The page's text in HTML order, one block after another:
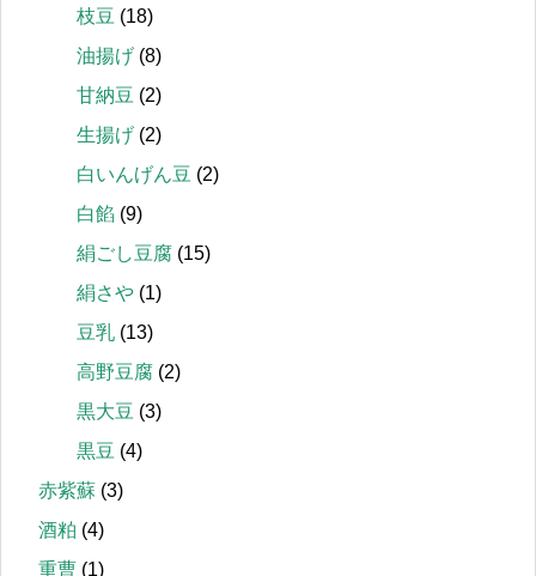
枝豆 (18)
油揚げ (8)
甘納豆 (2)
生揚げ (2)
白いんげん豆 (2)
白餡 (9)
絹ごし豆腐 (15)
絹さや (1)
豆乳 (13)
高野豆腐 (2)
黒大豆 (3)
黒豆 (4)
赤紫蘇 (3)
酒粕 (4)
重曹 (1)